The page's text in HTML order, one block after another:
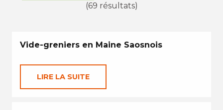
(69 résultats)
Vide-greniers en Maine Saosnois
LIRE LA SUITE